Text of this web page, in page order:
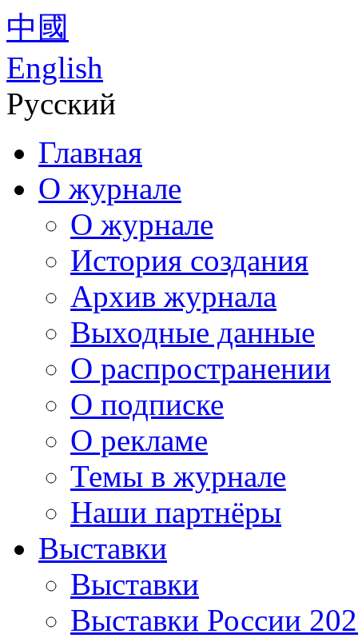
中國
English
Русский
Главная
О журнале
О журнале
История создания
Архив журнала
Выходные данные
О распространении
О подписке
О рекламе
Темы в журнале
Наши партнёры
Выставки
Выставки
Выставки России